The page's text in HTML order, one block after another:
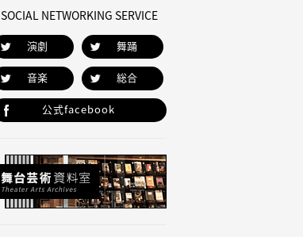
SOCIAL NETWORKING SERVICE
演劇 舞踊
音楽 総合
公式facebook